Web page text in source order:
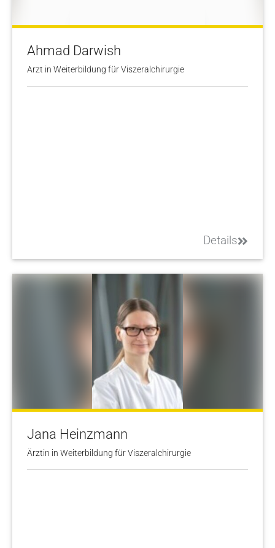
Ahmad Darwish
Arzt in Weiterbildung für Viszeralchirurgie
Details
Jana Heinzmann
Ärztin in Weiterbildung für Viszeralchirurgie